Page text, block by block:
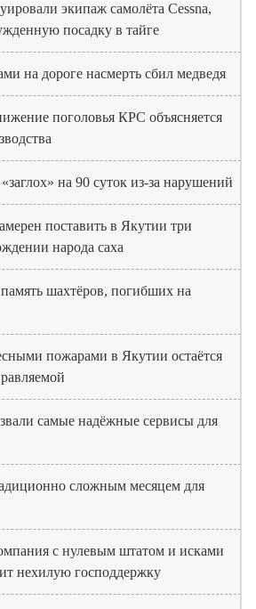
экипаж самолёта Cessna,
посадку в тайге
на дороге насмерть сбил медведя
поголовья КРС объясняется
на 90 суток из-за нарушений
поставить в Якутии три
народа саха
шахтёров, погибших на
пожарами в Якутии остаётся
самые надёжные сервисы для
сложным месяцем для
с нулевым штатом и исками
нехилую господдержку